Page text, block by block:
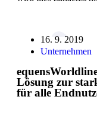
16. 9. 2019
Unternehmen
Lösung zur
für alle